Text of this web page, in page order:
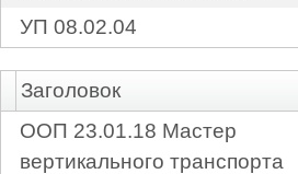
УП 08.02.04
Заголовок
ООП 23.01.18 Мастер
вертикального транспорта